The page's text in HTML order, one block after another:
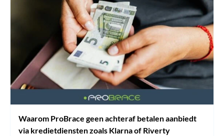
aanbiedt
kredietdiensten
zoals
Klarna
of
Riverty
Waarom ProBrace geen achteraf betalen aanbiedt
via kredietdiensten zoals Klarna of Riverty